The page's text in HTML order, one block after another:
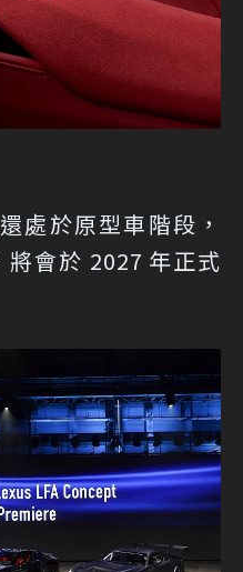
處於原型車階段，
會於 2027 年正式